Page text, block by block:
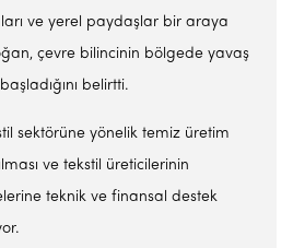
ve yerel paydaşlar bir araya
çevre bilincinin bölgede yavaş
belirtti.
sektörüne yönelik temiz üretim
ve tekstil üreticilerinin
teknik ve finansal destek